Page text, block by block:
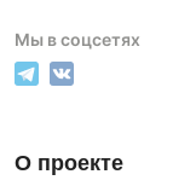
Мы в соцсетях
О проекте